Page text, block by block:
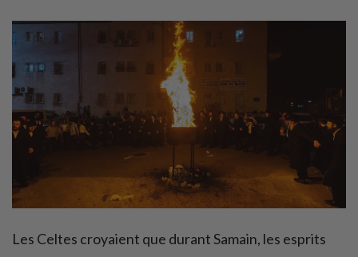
Les Celtes croyaient que durant Samain, les esprits